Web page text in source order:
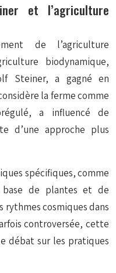
et l’agriculture
de l’agriculture
biodynamique,
Steiner, a gagné en
la ferme comme
a influencé de
d’une approche plus
spécifiques, comme
base de plantes et de
cosmiques dans
controversée, cette
débat sur les pratiques